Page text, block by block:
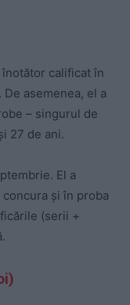
calificat în
asemenea, el a
– singurul de
27 de ani.
El a
și în proba
(serii +